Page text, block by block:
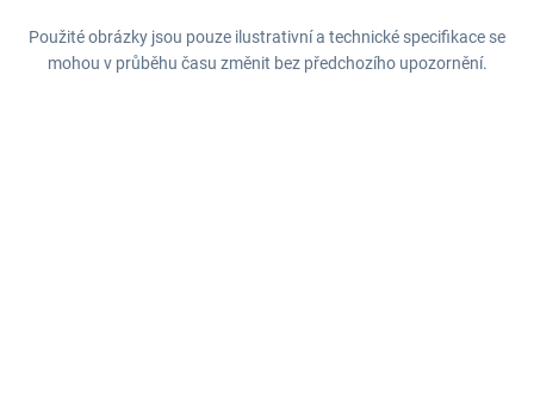
Použité obrázky jsou pouze ilustrativní a technické specifikace se
mohou v průběhu času změnit bez předchozího upozornění.